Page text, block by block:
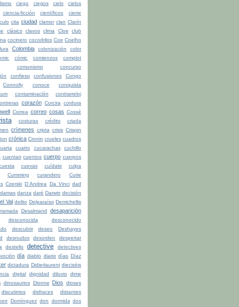
ciego ciegos cielo cielos
ciencia-ficción científicos
cierre
cita ciudad clamor clan Clarín
clásico clavos clima Cloe
club
cocinero cocodrilos Coe Coelho
Colombia colonización
color
cómic comienzos
complot
comunismo
concurso
confieso confusiones
Congo
Connolly conoce
conquista
contaminación
contrarreloj
corazón Corcira
cordura
Correa correo cosas Cossé
costuras crédito criada
crímenes cripta crisis Crispin
crónica Cronin crueles cuadros
cuatro cucarachas
cuchillo
cuentan cuentos cuerpo cuerpos
cuevas cuídate
culpa
Cumming curandero
Curie
Czerski D¨Andrea Da Vinci dad
damas danza daré Darwin decisión
Val delito Delparaíso Demichellis
Desalmand desaparición
desconocida
desconocido
descubrir deseo
Deshayes
desnudos desorden
despertar
destello detective
detectives
día diablo diario días Díaz
dictadura Didierlaurent dieciséis
digital dignidad diluvio dime
dinosaurios Dionne Dios
dioses
discutimos disfraces
distantes
Domínguez don dormida dos